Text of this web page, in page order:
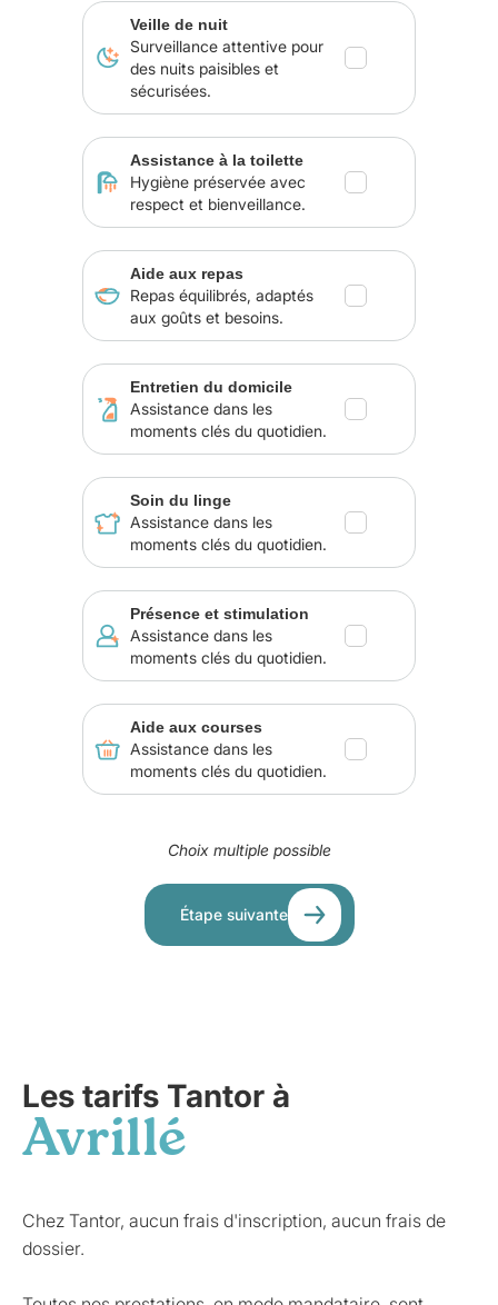
Veille de nuit
Surveillance attentive pour
des nuits paisibles et
sécurisées.
Assistance à la toilette
Hygiène préservée avec
respect et bienveillance.
Aide aux repas
Repas équilibrés, adaptés
aux goûts et besoins.
Entretien du domicile
Assistance dans les
moments clés du quotidien.
Soin du linge
Assistance dans les
moments clés du quotidien.
Présence et stimulation
Assistance dans les
moments clés du quotidien.
Aide aux courses
Assistance dans les
moments clés du quotidien.
Choix multiple possible
Étape suivante
Les tarifs Tantor à
Avrillé
Chez Tantor, aucun frais d'inscription, aucun frais de
dossier.